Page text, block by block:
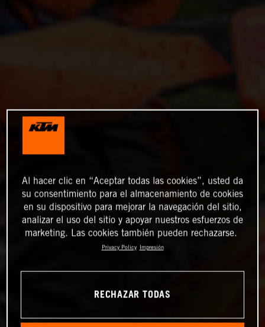
Al hacer clic en “Aceptar todas las cookies”, usted da
su consentimiento para el almacenamiento de cookies
en su dispositivo para mejorar la navegación del sitio,
analizar el uso del sitio y apoyar nuestros esfuerzos de
marketing. Las cookies también pueden rechazarse.
Privacy Policy Impresión
RECHAZAR TODAS